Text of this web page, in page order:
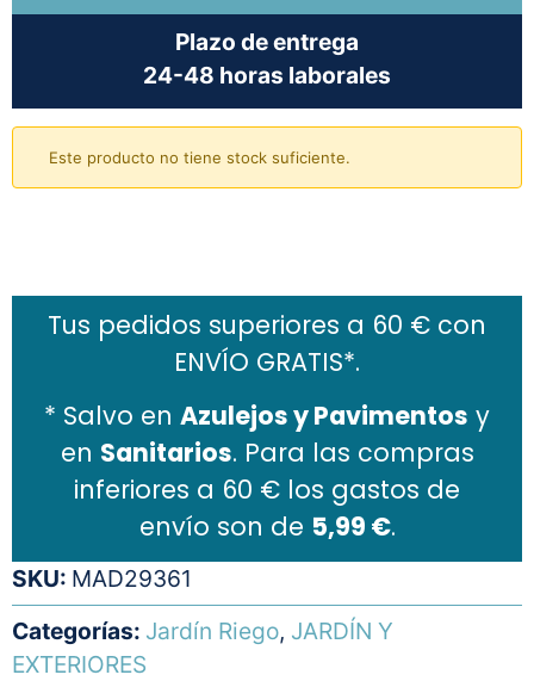
Plazo de entrega
24-48 horas laborales
Este producto no tiene stock suficiente.
Tus pedidos superiores a 60 € con
ENVÍO GRATIS*.
* Salvo en Azulejos y Pavimentos y
en Sanitarios. Para las compras
inferiores a 60 € los gastos de
envío son de 5,99 €.
SKU: MAD29361
Categorías: Jardín Riego, JARDÍN Y
EXTERIORES